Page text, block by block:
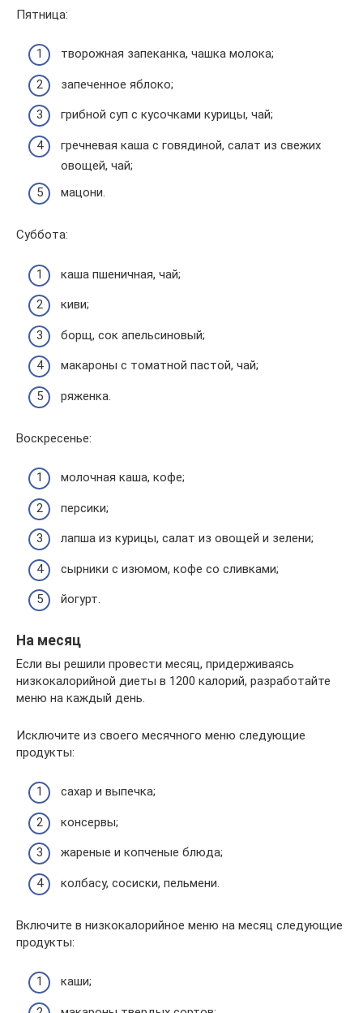
Пятница:
творожная запеканка, чашка молока;
запеченное яблоко;
грибной суп с кусочками курицы, чай;
гречневая каша с говядиной, салат из свежих
овощей, чай;
мацони.
Суббота:
каша пшеничная, чай;
киви;
борщ, сок апельсиновый;
макароны с томатной пастой, чай;
ряженка.
Воскресенье:
молочная каша, кофе;
персики;
лапша из курицы, салат из овощей и зелени;
сырники с изюмом, кофе со сливками;
йогурт.
На месяц
Если вы решили провести месяц, придерживаясь
низкокалорийной диеты в 1200 калорий, разработайте
меню на каждый день.
Исключите из своего месячного меню следующие
продукты:
сахар и выпечка;
консервы;
жареные и копченые блюда;
колбасу, сосиски, пельмени.
Включите в низкокалорийное меню на месяц следующие
продукты:
каши;